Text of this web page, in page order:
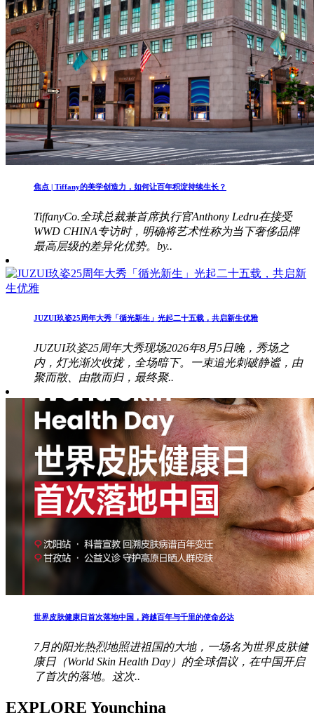
焦点 | Tiffany的美学创造力，如何让百年积淀持续生长？
TiffanyCo.全球总裁兼首席执行官Anthony Ledru在接受
WWD CHINA专访时，明确将艺术性称为当下奢侈品牌
最高层级的差异化优势。by..
JUZUI玖姿25周年大秀「循光新生」光起二十五载，共启新生优雅
JUZUI玖姿25周年大秀现场2026年8月5日晚，秀场之
内，灯光渐次收拢，全场暗下。一束追光刺破静谧，由
聚而散、由散而归，最终聚..
世界皮肤健康日首次落地中国，跨越百年与千里的使命必达
7月的阳光热烈地照进祖国的大地，一场名为世界皮肤健
康日（World Skin Health Day）的全球倡议，在中国开启
了首次的落地。这次..
EXPLORE Younchina